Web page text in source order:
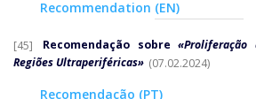
Recommendation (EN)
[45] Recomendação sobre
Regiões Ultraperiféricas» (07.02.2024)
Recomendação (PT)